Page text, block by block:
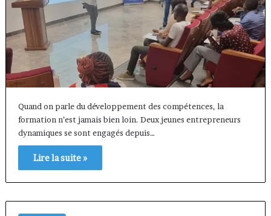
Quand on parle du développement des compétences, la
formation n’est jamais bien loin. Deux jeunes entrepreneurs
dynamiques se sont engagés depuis…
Lire la suite »